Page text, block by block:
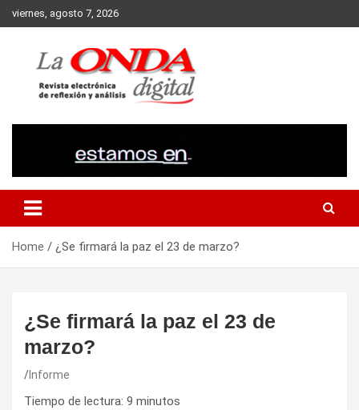
Skip
to
viernes, agosto 7, 2026
Home ¿Se firmará la paz el 23 de marzo?
¿Se firmará la paz el 23 de
marzo?
Informe
Tiempo de lectura: 9 minutos